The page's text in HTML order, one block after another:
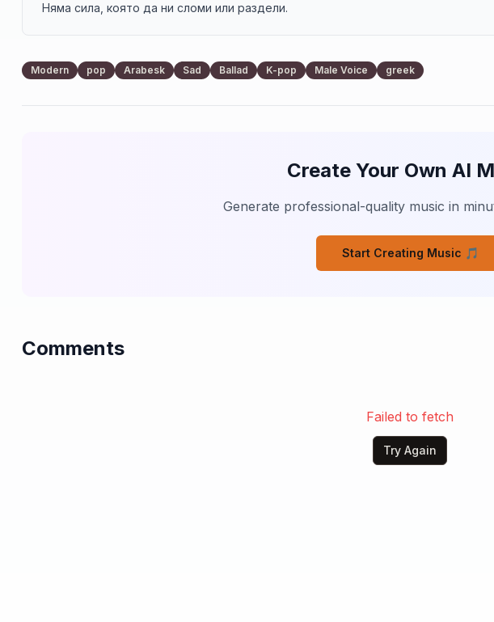
Няма сила, която да ни сломи или раздели.
Кръвта вода не става, не ни разделя нищо,
Заедно сме по-силни, заедно ще оцелеем.
Въпреки всички бурни дни, няма да забравим,
От кръвта ни, от сърцата, огън ще пламне,
Modern pop Arabesk Sad Ballad K-pop Male Voice greek
Create Your Own AI
Generate professional-quality music in
Start Creating Music 🎵
Comments
Failed to fetch
Try Again